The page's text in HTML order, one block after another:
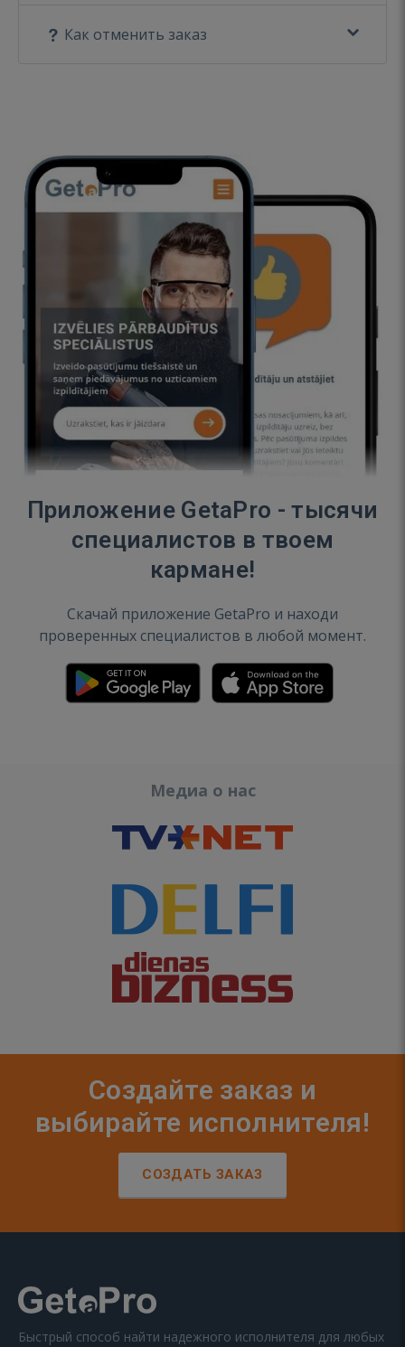
Как отменить заказ
Приложение GetaPro - тысячи
специалистов в твоем
кармане!
Скачай приложение GetaPro и находи
проверенных специалистов в любой момент.
Медиа о нас
Создайте заказ и
выбирайте исполнителя!
СОЗДАТЬ ЗАКАЗ
Быстрый способ найти надежного исполнителя для любых